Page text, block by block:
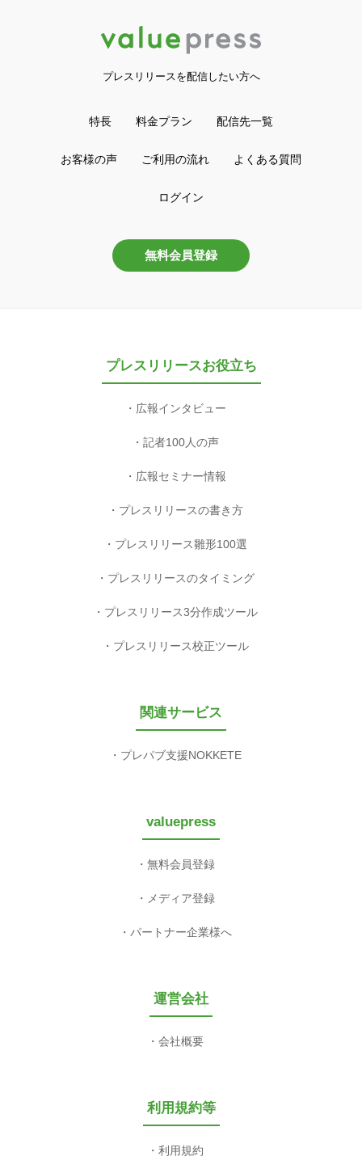
プレスリリースを配信したい方へ
特長 料金プラン 配信先一覧
お客様の声 ご利用の流れ よくある質問
ログイン
無料会員登録
プレスリリースお役立ち
広報インタビュー
記者100人の声
広報セミナー情報
プレスリリースの書き方
プレスリリース雛形100選
プレスリリースのタイミング
プレスリリース3分作成ツール
プレスリリース校正ツール
関連サービス
プレパブ支援NOKKETE
valuepress
無料会員登録
メディア登録
パートナー企業様へ
運営会社
会社概要
利用規約等
利用規約